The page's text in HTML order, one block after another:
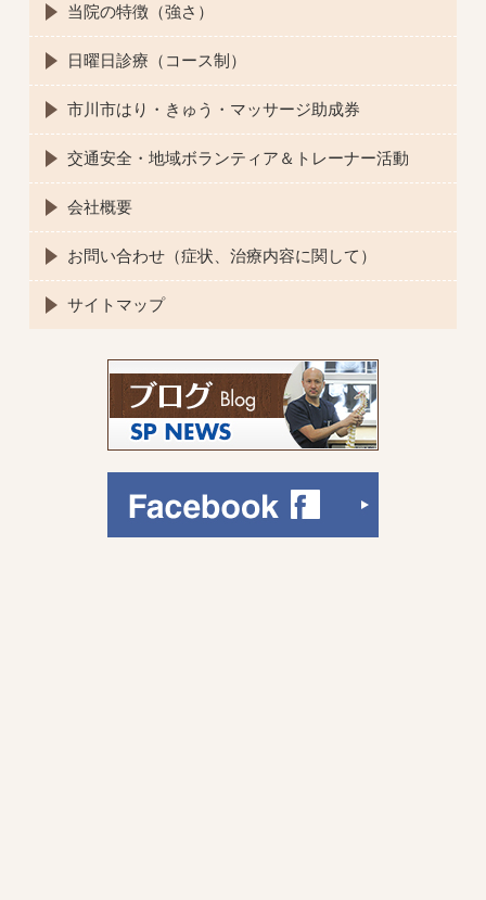
当院の特徴（強さ）
日曜日診療（コース制）
市川市はり・きゅう・マッサージ助成券
交通安全・地域ボランティア＆トレーナー活動
会社概要
お問い合わせ（症状、治療内容に関して）
サイトマップ